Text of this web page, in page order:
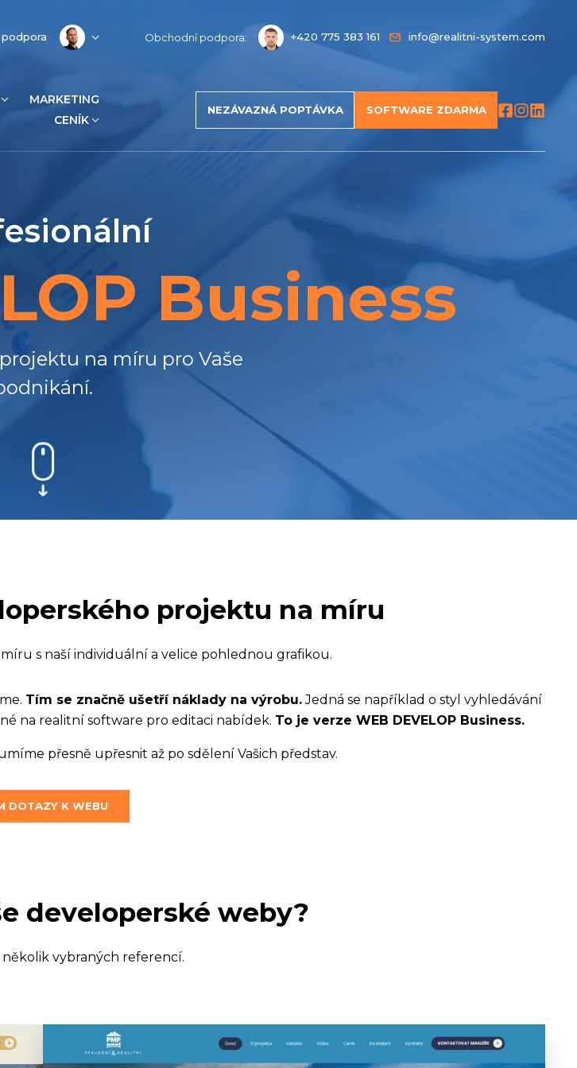
MARKETING
CENÍK
Obchodní podpora: +420 775 383 161 info@realitni-system.com
NEZÁVAZNÁ POPTÁVKA SOFTWARE ZDARMA
Business
na míru pro Vaše
projektu na míru
s naší individuální a velice pohlednou grafikou.
Tím se značně ušetří náklady na výrobu.Jedná se například o styl vyhledávání
na realitní software pro editaci nabídek. To je verze WEB DEVELOP Business.
přesně upřesnit až po sdělení Vašich představ.
DOTAZY K WEBU
developerské weby?
několik vybraných referencí.